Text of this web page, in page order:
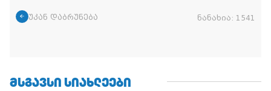
უკან დაბრუნება ნანახია: 1541
ᲛᲡᲒᲐᲕᲡᲘ ᲡᲘᲐᲮᲚᲔᲔᲑᲘ